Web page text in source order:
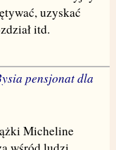
uzyskać
itd.
pensjonat dla
Micheline